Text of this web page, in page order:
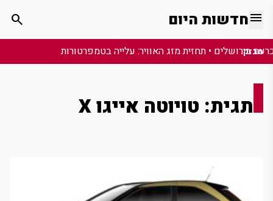
menuחדשות היום search
מבזק:
תגית: טויוטה אייגו X